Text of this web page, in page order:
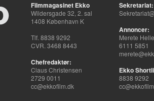
Filmmagasinet Ekko
Wildersgade 32, 2. sal
1408 København K
Tlf. 8838 9292
CVR. 3468 8443
Chefredaktør:
Claus Christensen
2729 0011
cc@ekkofilm.dk
Sekretariat:
Annoncer:
Merete
6111 5851
Ekko
8838 9292